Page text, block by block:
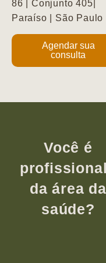
86 | Conjunto 405|
Paraíso | São Paulo
Agendar sua
consulta
Você é
da área da
saúde?